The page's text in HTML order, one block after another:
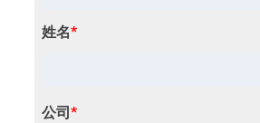
姓名*
公司 *